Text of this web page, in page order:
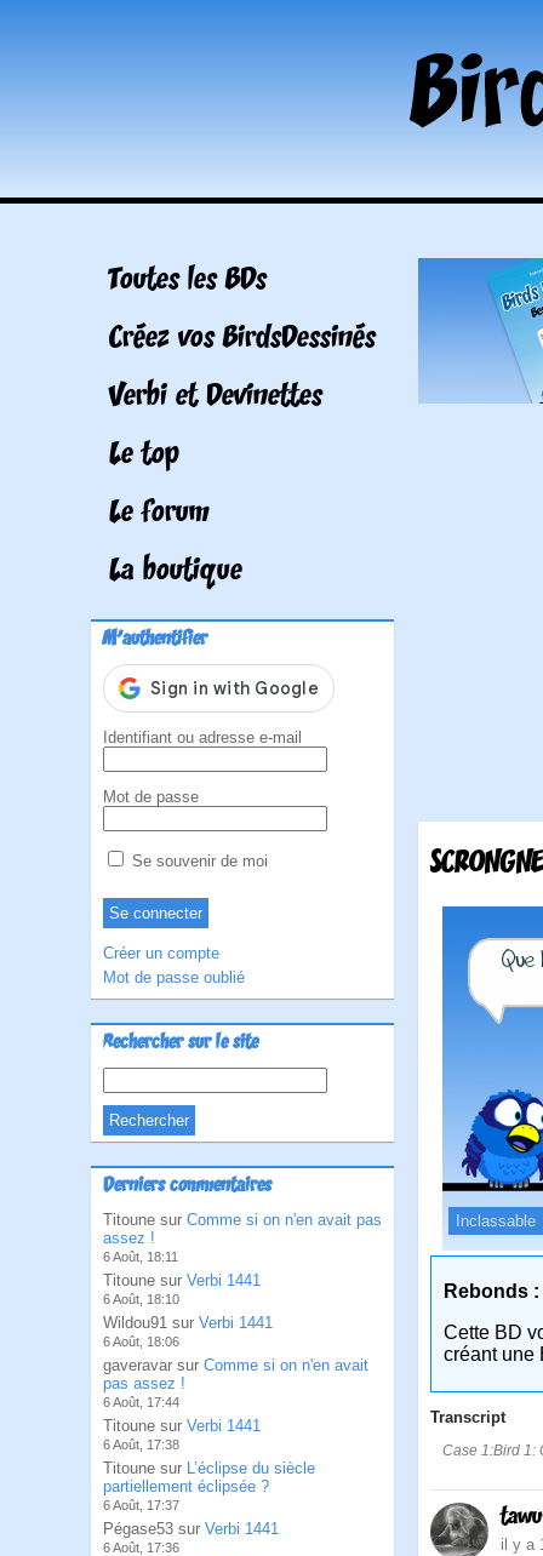
Toutes les BDs
Créez vos BirdsDessinés
Verbi et Devinettes
Le top
Le forum
La boutique
M'authentifier
Identifiant ou adresse e-mail
Mot de passe
Se souvenir de moi
Créer un compte
Mot de passe oublié
Rechercher sur le site
Derniers commentaires
Titoune sur Comme si on n'en avait pas
assez !
6 Août, 18:11
Titoune sur Verbi 1441
6 Août, 18:10
Wildou91 sur Verbi 1441
6 Août, 18:06
gaveravar sur Comme si on n'en avait
pas assez !
6 Août, 17:44
Titoune sur Verbi 1441
6 Août, 17:38
Titoune sur L’éclipse du siècle
partiellement éclipsée ?
6 Août, 17:37
Pégase53 sur Verbi 1441
6 Août, 17:36
Inclassable
Rebonds :
Cette BD
créant une
Transcript
Case 1:Bird 1:
il y a